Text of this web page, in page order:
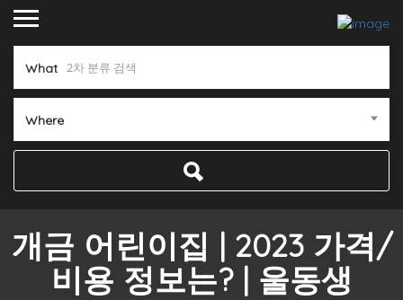
What
Where
개금 어린이집 | 2023 가격/
비용 정보는? | 울동생